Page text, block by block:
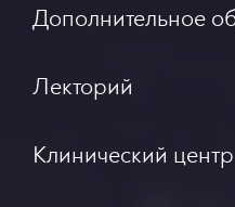
Дополнительное
Лекторий
Клинический центр